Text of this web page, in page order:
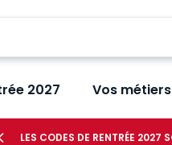
2027 Vos métiers
LES CODES DE RENTRÉE 2027